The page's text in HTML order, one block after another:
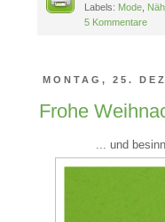
Labels: Mode,
5 Kommentare
MONTAG, 25.
Frohe
... und